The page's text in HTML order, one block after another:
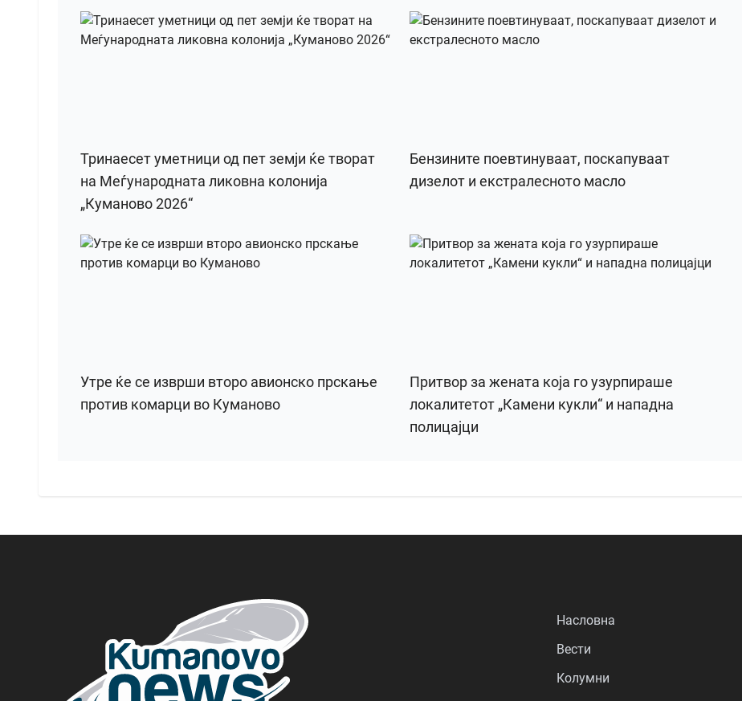
Тринаесет уметници од пет земји ќе творат
на Меѓународната ликовна колонија
„Куманово 2026“
Бензините поевтинуваат, поскапуваат
дизелот и екстралесното масло
Утре ќе се изврши второ авионско прскање
против комарци во Куманово
Притвор за жената која го узурпираше
локалитетот „Камени кукли“ и нападна
полицајци
Насловна
Вести
Колумни